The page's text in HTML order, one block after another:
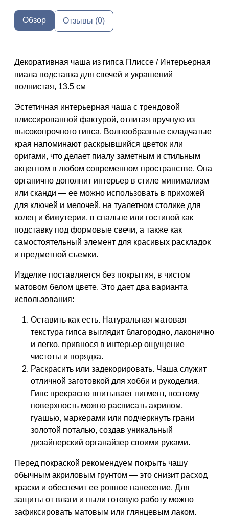
Обзор Отзывы (0)
Декоративная чаша из гипса Плиссе / Интерьерная
пиала подставка для свечей и украшений
волнистая, 13.5 см
Эстетичная интерьерная чаша с трендовой
плиссированной фактурой, отлитая вручную из
высокопрочного гипса. Волнообразные складчатые
края напоминают раскрывшийся цветок или
оригами, что делает пиалу заметным и стильным
акцентом в любом современном пространстве. Она
органично дополнит интерьер в стиле минимализм
или сканди — ее можно использовать в прихожей
для ключей и мелочей, на туалетном столике для
колец и бижутерии, в спальне или гостиной как
подставку под формовые свечи, а также как
самостоятельный элемент для красивых раскладок
и предметной съемки.
Изделие поставляется без покрытия, в чистом
матовом белом цвете. Это дает два варианта
использования:
Оставить как есть. Натуральная матовая
текстура гипса выглядит благородно, лаконично
и легко, привнося в интерьер ощущение
чистоты и порядка.
Раскрасить или задекорировать. Чаша служит
отличной заготовкой для хобби и рукоделия.
Гипс прекрасно впитывает пигмент, поэтому
поверхность можно расписать акрилом,
гуашью, маркерами или подчеркнуть грани
золотой поталью, создав уникальный
дизайнерский органайзер своими руками.
Перед покраской рекомендуем покрыть чашу
обычным акриловым грунтом — это снизит расход
краски и обеспечит ее ровное нанесение. Для
защиты от влаги и пыли готовую работу можно
зафиксировать матовым или глянцевым лаком.